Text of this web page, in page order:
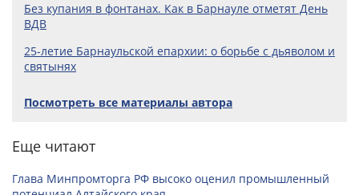
Без купания в фонтанах. Как в Барнауле отметят День
ВДВ
25-летие Барнаульской епархии: о борьбе с дьяволом и
святынях
Посмотреть все материалы автора
Еще читают
Глава Минпромторга РФ высоко оценил промышленный